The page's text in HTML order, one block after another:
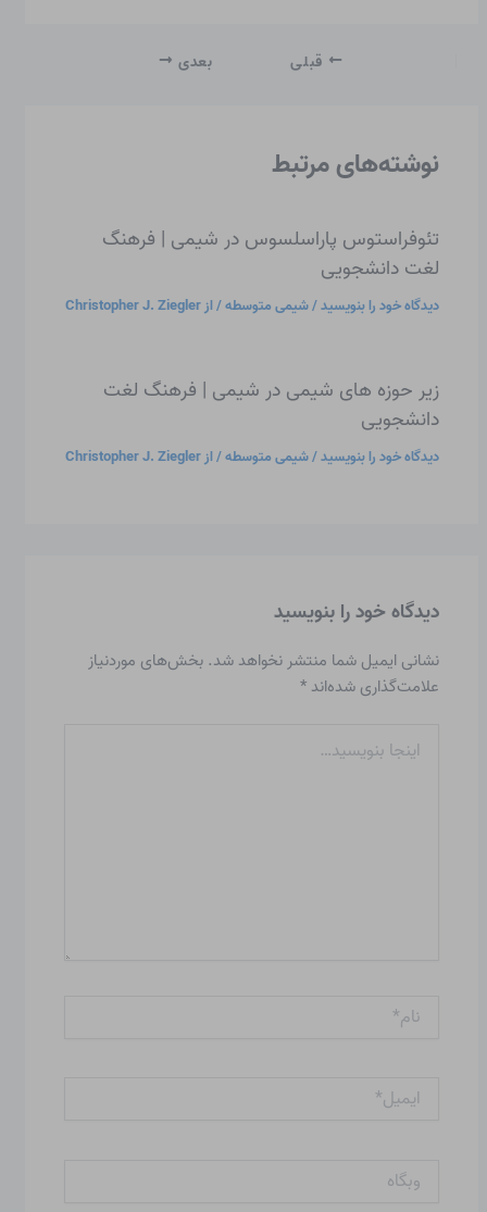
قبلی بعدی
نوشته‌های مرتبط
تئوفراستوس پاراسلسوس در شیمی | فرهنگ
لغت دانشجویی
دیدگاه‌ خود را بنویسید/شیمی متوسطه/ از Christopher J. Ziegler
زیر حوزه های شیمی در شیمی | فرهنگ لغت
دانشجویی
دیدگاه‌ خود را بنویسید/شیمی متوسطه/ ازChristopher J. Ziegler
دیدگاه‌ خود را بنویسید
نشانی ایمیل شما منتشر نخواهد شد. بخش‌های موردنیاز
علامت‌گذاری شده‌اند*
بنویسید…
ایمیل*